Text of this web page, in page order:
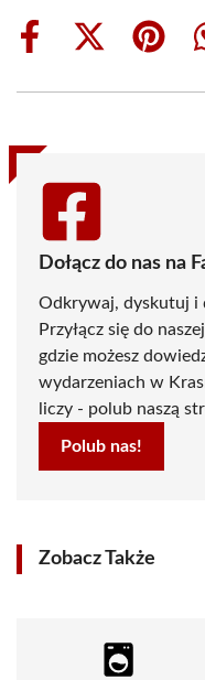
Share
Share
(Twitter)
Share
Dołącz do nas na
Odkrywaj, dyskutuj i
Przyłącz się do
gdzie możesz
wydarzeniach w
liczy - polub naszą
Polub nas!
Zobacz Także